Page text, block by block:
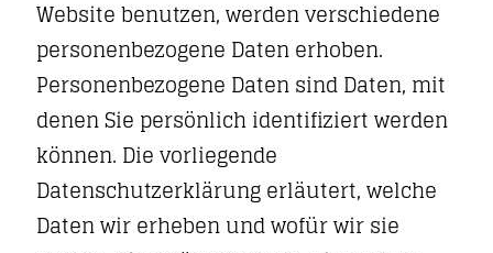
Website benutzen, werden verschiedene
personenbezogene Daten erhoben.
Personenbezogene Daten sind Daten, mit
denen Sie persönlich identifiziert werden
können. Die vorliegende
Datenschutzerklärung erläutert, welche
Daten wir erheben und wofür wir sie